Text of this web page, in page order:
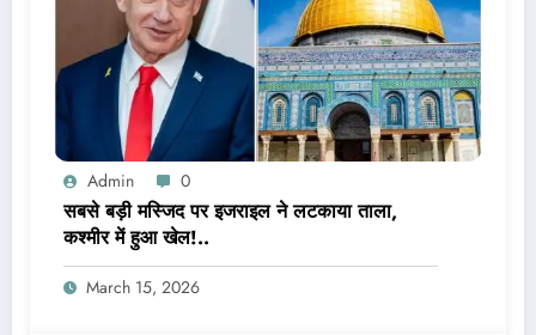
Admin 0
सबसे बड़ी मस्जिद पर इजराइल ने लटकाया ताला,
कश्मीर में हुआ खेल!..
March 15, 2026